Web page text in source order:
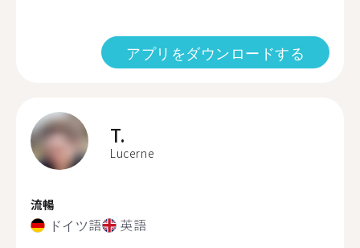
アプリをダウンロードする
T.
Lucerne
流暢
ドイツ語 英語